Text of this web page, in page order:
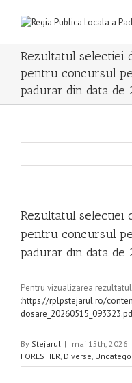
Rezultatul selectiei
pentru concursul
padurar din data de
Rezultatul selectiei
pentru concursul
padurar din data de
Pentru vizualizarea
:https://rplpstejarul.ro/
By Stejarul | mai 15th, 2026
FORESTIER, Diverse,